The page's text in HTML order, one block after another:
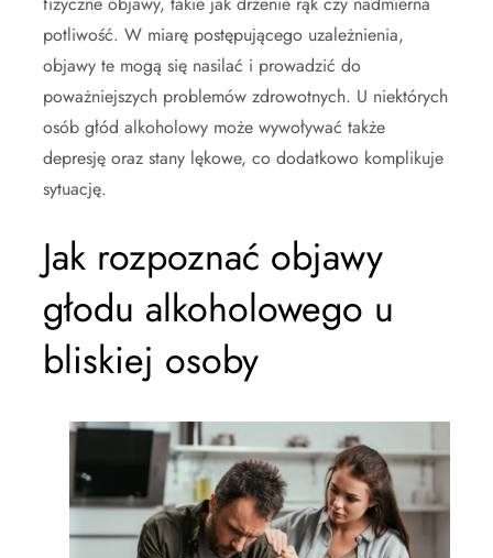
potliwość. W miarę postępującego uzależnienia,
objawy te mogą się nasilać i prowadzić do
poważniejszych problemów zdrowotnych. U niektórych
osób głód alkoholowy może wywoływać także
depresję oraz stany lękowe, co dodatkowo komplikuje
sytuację.
Jak rozpoznać objawy
głodu alkoholowego u
bliskiej osoby